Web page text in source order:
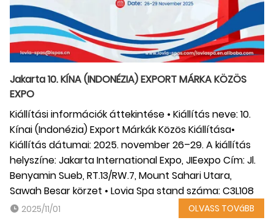
Jakarta 10. KÍNA (INDONÉZIA) EXPORT MÁRKA KÖZÖS
EXPO
Kiállítási információk áttekintése • Kiállítás neve: 10.
Kínai (Indonézia) Export Márkák Közös Kiállítása ​•
Kiállítás dátumai: 2025. november 26–29. A kiállítás
helyszíne: Jakarta International Expo, JIEexpo Cím: Jl.
Benyamin Sueb, RT.13/RW.7, Mount Sahari Utara,
Sawah Besar körzet • Lovia Spa stand száma: C3L108
2025/11/01 OLVASS TOVáBB